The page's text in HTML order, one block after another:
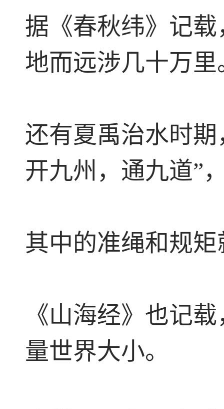
据《春秋纬》记
地而远涉几十万里
还有夏禹治水时
开九州，通九道”
其中的准绳和规
《山海经》也记
量世界大小。